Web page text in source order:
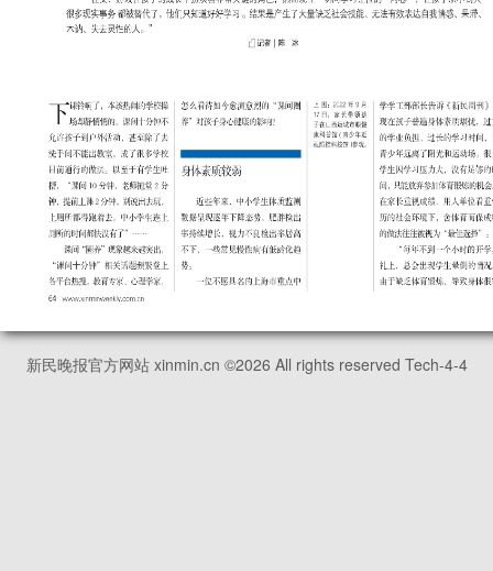
新民晚报官方网站 xinmin.cn ©2026 All rights reserved Tech-4-4